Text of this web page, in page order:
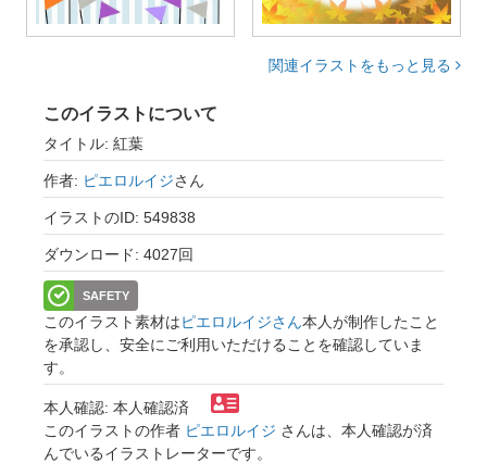
関連イラストをもっと見る
このイラストについて
タイトル: 紅葉
作者: ピエロルイジさん
イラストのID: 549838
ダウンロード: 4027回
SAFETY
このイラスト素材はピエロルイジさん本人が制作したこと
を承認し、安全にご利用いただけることを確認していま
す。
本人確認: 本人確認済
このイラストの作者 ピエロルイジ さんは、本人確認が済
んでいるイラストレーターです。